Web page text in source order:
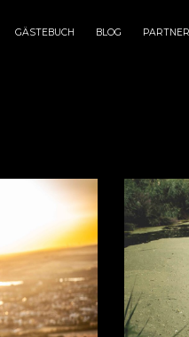
GÄSTEBUCH BLOG PARTNER